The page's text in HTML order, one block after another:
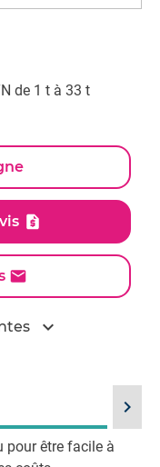
de 1 t à 33 t
expand_more
pour être facile à
chevron_right